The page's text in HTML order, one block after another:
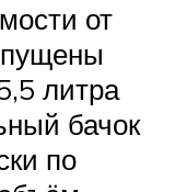
от
литра
бачок
по